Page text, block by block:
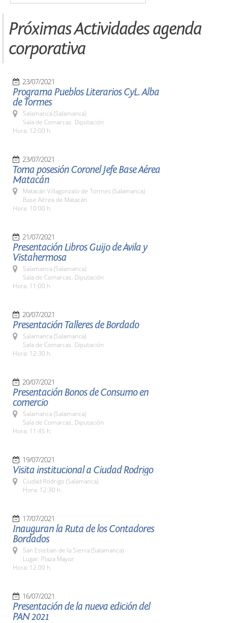
Próximas Actividades agenda
corporativa
23/07/2021
Programa Pueblos Literarios CyL. Alba
de Tormes
Salamanca (Salamanca)
Sala de Comarcas. Diputación
Hora: 12:00 h.
23/07/2021
Toma posesión Coronel Jefe Base Aérea
Matacán
Matacán Villagonzalo de Tormes (Salamanca)
Base Aérea de Matacán
Hora: 10:00 h.
21/07/2021
Presentación Libros Guijo de Ávila y
Vistahermosa
Salamanca (Salamanca)
Sala de Comarcas. Diputación
Hora: 11:00 h.
20/07/2021
Presentación Talleres de Bordado
Salamanca (Salamanca)
Sala de Comarcas. Diputación
Hora: 12:30 h.
20/07/2021
Presentación Bonos de Consumo en
comercio
Salamanca (Salamanca)
Sala de Comarcas. Diputación
Hora: 11:45 h.
19/07/2021
Visita institucional a Ciudad Rodrigo
Ciudad Rodrigo (Salamanca)
Hora: 12:30 h.
17/07/2021
Inauguran la Ruta de los Contadores
Bordados
San Esteban de la Sierra (Salamanca)
Lugar: Plaza Mayor
Hora: 12.00 h.
16/07/2021
Presentación de la nueva edición del
PAN 2021